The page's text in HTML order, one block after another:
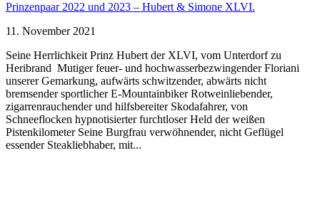
Prinzenpaar 2022 und 2023 – Hubert & Simone XLVI.
11. November 2021
Seine Herrlichkeit Prinz Hubert der XLVI, vom Unterdorf zu
Heribrand Mutiger feuer- und hochwasserbezwingender Floriani
unserer Gemarkung, aufwärts schwitzender, abwärts nicht
bremsender sportlicher E-Mountainbiker Rotweinliebender,
zigarrenrauchender und hilfsbereiter Skodafahrer, von
Schneeflocken hypnotisierter furchtloser Held der weißen
Pistenkilometer Seine Burgfrau verwöhnender, nicht Geflügel
essender Steakliebhaber, mit...